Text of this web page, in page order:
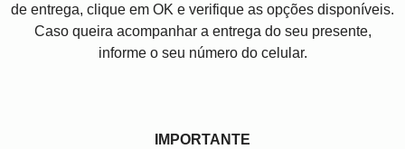
de entrega, clique em OK e verifique as opções disponíveis.
Caso queira acompanhar a entrega do seu presente,
informe o seu número do celular.
IMPORTANTE